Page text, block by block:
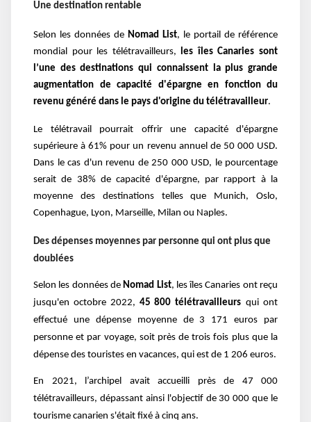
Une destination rentable
Selon les données de Nomad List, le portail de référence
mondial pour les télétravailleurs, les îles Canaries sont
l’une des destinations qui connaissent la plus grande
augmentation de capacité d'épargne en fonction du
revenu généré dans le pays d'origine du télétravailleur.
Le télétravail pourrait offrir une capacité d'épargne
supérieure à 61% pour un revenu annuel de 50 000 USD.
Dans le cas d'un revenu de 250 000 USD, le pourcentage
serait de 38% de capacité d'épargne, par rapport à la
moyenne des destinations telles que Munich, Oslo,
Copenhague, Lyon, Marseille, Milan ou Naples.
Des dépenses moyennes par personne qui ont plus que
doublées
Selon les données de Nomad List, les îles Canaries ont reçu
jusqu'en octobre 2022, 45 800 télétravailleurs qui ont
effectué une dépense moyenne de 3 171 euros par
personne et par voyage, soit près de trois fois plus que la
dépense des touristes en vacances, qui est de 1 206 euros.
En 2021, l’archipel avait accueilli près de 47 000
télétravailleurs, dépassant ainsi l'objectif de 30 000 que le
tourisme canarien s'était fixé à cinq ans.